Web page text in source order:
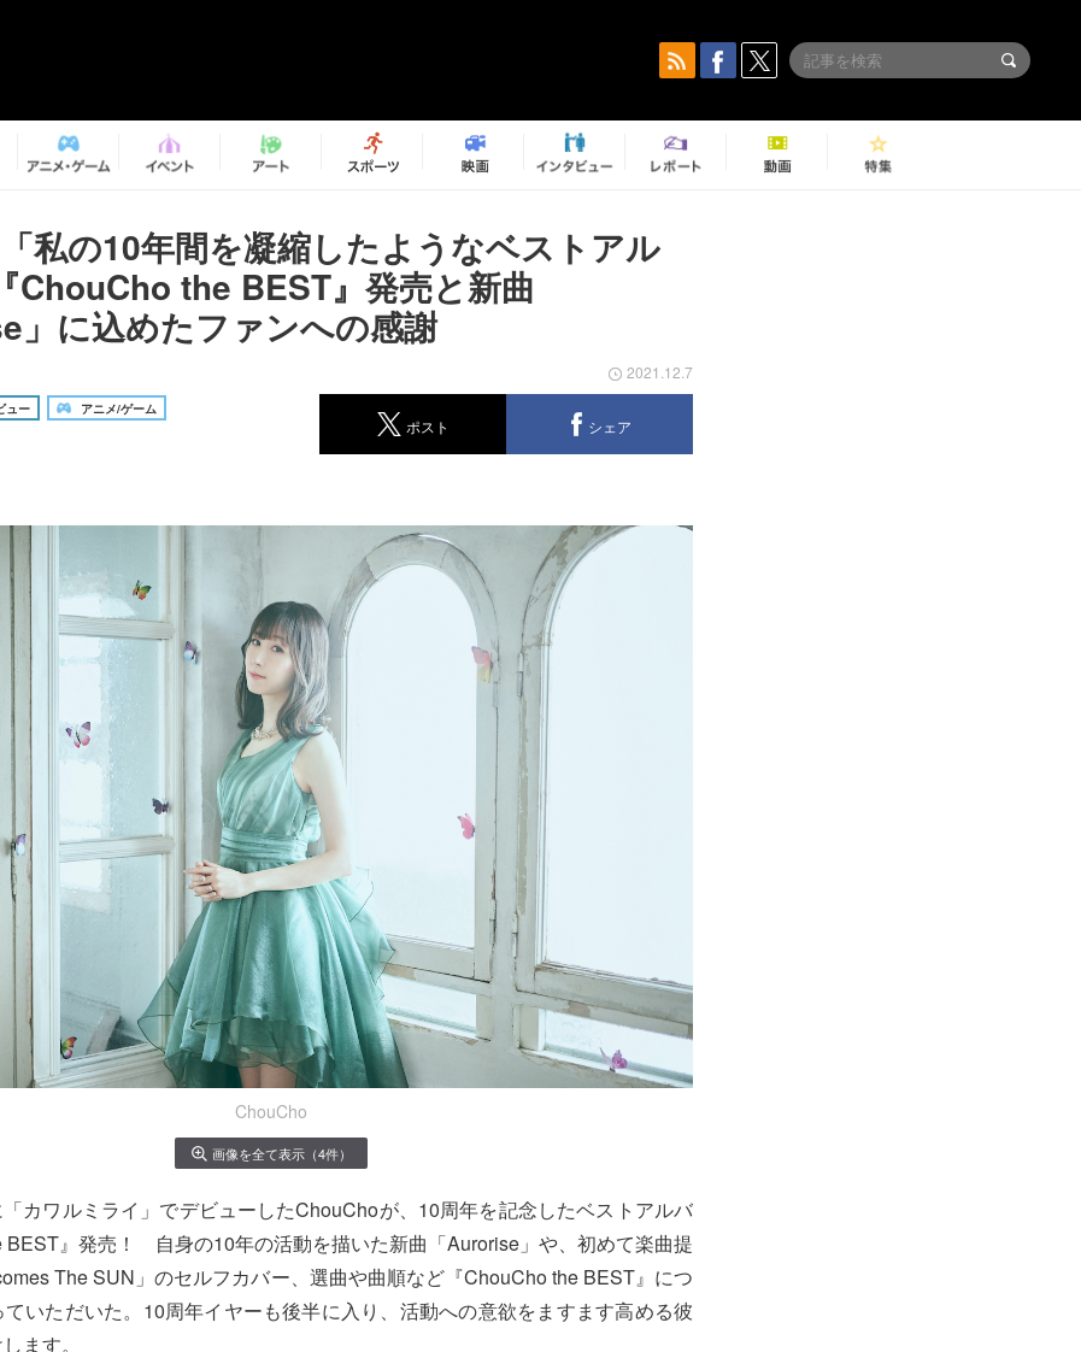
私の10年間を凝縮したようなベストアル
the BEST』発売と新曲
」に込めたファンへの感謝
ュー アニメ/ゲーム
2021.12.7
ポスト シェア
ChouCho
画像を全て表示（4件）
カワルミライ」でデビューしたChouChoが、10周年を記念したベストアルバ
BEST』発売！ 自身の10年の活動を描いた新曲「Aurorise」や、初めて楽曲提
The SUN」のセルフカバー、選曲や曲順など『ChouCho the BEST』につ
いただいた。10周年イヤーも後半に入り、活動への意欲をますます高める彼
ます。